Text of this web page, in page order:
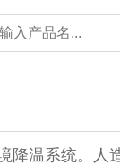
降温系统。人